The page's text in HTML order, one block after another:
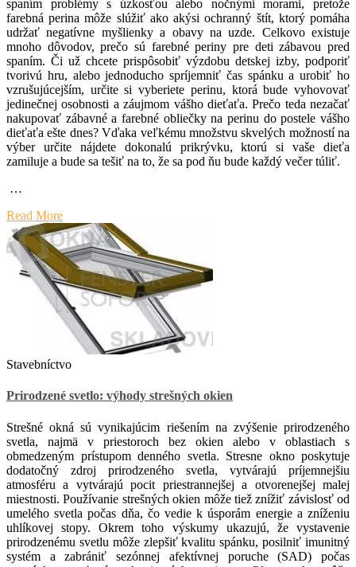
spaním problémy s úzkosťou alebo nočnými morami, pretože
farebná perina môže slúžiť ako akýsi ochranný štít, ktorý pomáha
udržať negatívne myšlienky a obavy na uzde. Celkovo existuje
mnoho dôvodov, prečo sú farebné periny pre deti zábavou pred
spaním. Či už chcete prispôsobiť výzdobu detskej izby, podporiť
tvorivú hru, alebo jednoducho spríjemniť čas spánku a urobiť ho
vzrušujúcejším, určite si vyberiete perinu, ktorá bude vyhovovať
jedinečnej osobnosti a záujmom vášho dieťaťa. Prečo teda nezačať
nakupovať zábavné a farebné obliečky na perinu do postele vášho
dieťaťa ešte dnes? Vďaka veľkému množstvu skvelých možností na
výber určite nájdete dokonalú prikrývku, ktorú si vaše dieťa
zamiluje a bude sa tešiť na to, že sa pod ňu bude každý večer túliť.
…
Read More
Stavebníctvo
Prirodzené svetlo: výhody strešných okien
Strešné okná sú vynikajúcim riešením na zvýšenie prirodzeného
svetla, najmä v priestoroch bez okien alebo v oblastiach s
obmedzeným prístupom denného svetla. Stresne okno poskytuje
dodatočný zdroj prirodzeného svetla, vytvárajú príjemnejšiu
atmosféru a vytvárajú pocit priestrannejšej a otvorenejšej malej
miestnosti. Používanie strešných okien môže tiež znížiť závislosť od
umelého svetla počas dňa, čo vedie k úsporám energie a zníženiu
uhlíkovej stopy. Okrem toho výskumy ukazujú, že vystavenie
prirodzenému svetlu môže zlepšiť kvalitu spánku, posilniť imunitný
systém a zabrániť sezónnej afektívnej poruche (SAD) počas